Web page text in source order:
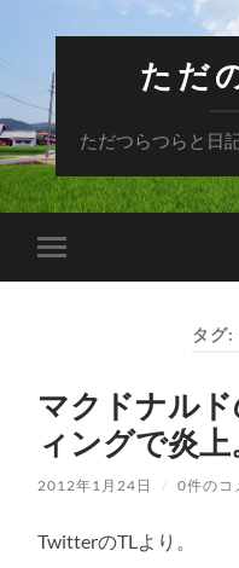
ただ
ただつらつらと日
モ
バ
ー
を
切
り
替
え
タグ:
マクドナル
ィングで炎上
2012年1月24日 / 0件のコ
TwitterのTLより。